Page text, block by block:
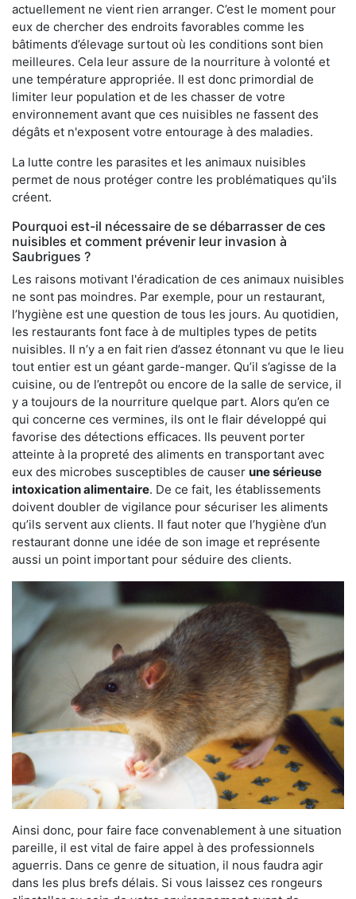
actuellement ne vient rien arranger. C’est le moment pour
eux de chercher des endroits favorables comme les
bâtiments d’élevage surtout où les conditions sont bien
meilleures. Cela leur assure de la nourriture à volonté et
une température appropriée. Il est donc primordial de
limiter leur population et de les chasser de votre
environnement avant que ces nuisibles ne fassent des
dégâts et n'exposent votre entourage à des maladies.
La lutte contre les parasites et les animaux nuisibles
permet de nous protéger contre les problématiques qu'ils
créent.
Pourquoi est-il nécessaire de se débarrasser de ces
nuisibles et comment prévenir leur invasion à
Saubrigues ?
Les raisons motivant l'éradication de ces animaux nuisibles
ne sont pas moindres. Par exemple, pour un restaurant,
l’hygiène est une question de tous les jours. Au quotidien,
les restaurants font face à de multiples types de petits
nuisibles. Il n’y a en fait rien d’assez étonnant vu que le lieu
tout entier est un géant garde-manger. Qu’il s’agisse de la
cuisine, ou de l’entrepôt ou encore de la salle de service, il
y a toujours de la nourriture quelque part. Alors qu’en ce
qui concerne ces vermines, ils ont le flair développé qui
favorise des détections efficaces. Ils peuvent porter
atteinte à la propreté des aliments en transportant avec
eux des microbes susceptibles de causer une sérieuse
intoxication alimentaire. De ce fait, les établissements
doivent doubler de vigilance pour sécuriser les aliments
qu’ils servent aux clients. Il faut noter que l’hygiène d’un
restaurant donne une idée de son image et représente
aussi un point important pour séduire des clients.
Ainsi donc, pour faire face convenablement à une situation
pareille, il est vital de faire appel à des professionnels
aguerris. Dans ce genre de situation, il nous faudra agir
dans les plus brefs délais. Si vous laissez ces rongeurs